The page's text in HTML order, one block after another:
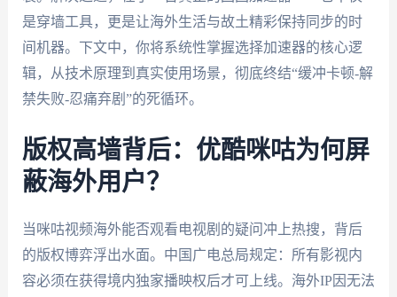
是穿墙工具，更是让海外生活与故土精彩保持同步的时
间机器。下文中，你将系统性掌握选择加速器的核心逻
辑，从技术原理到真实使用场景，彻底终结“缓冲卡顿-解
禁失败-忍痛弃剧”的死循环。
版权高墙背后：优酷咪咕为何屏
蔽海外用户？
当咪咕视频海外能否观看电视剧的疑问冲上热搜，背后
的版权博弈浮出水面。中国广电总局规定：所有影视内
容必须在获得境内独家播映权后才可上线。海外IP因无法